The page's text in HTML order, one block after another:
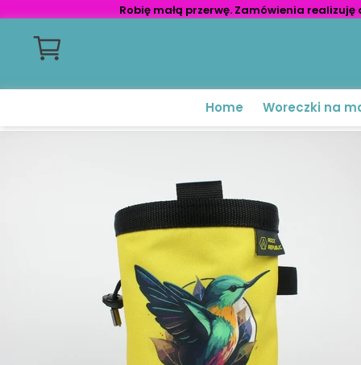
Robię małą przerwę. Zamówienia
Home Woreczki na